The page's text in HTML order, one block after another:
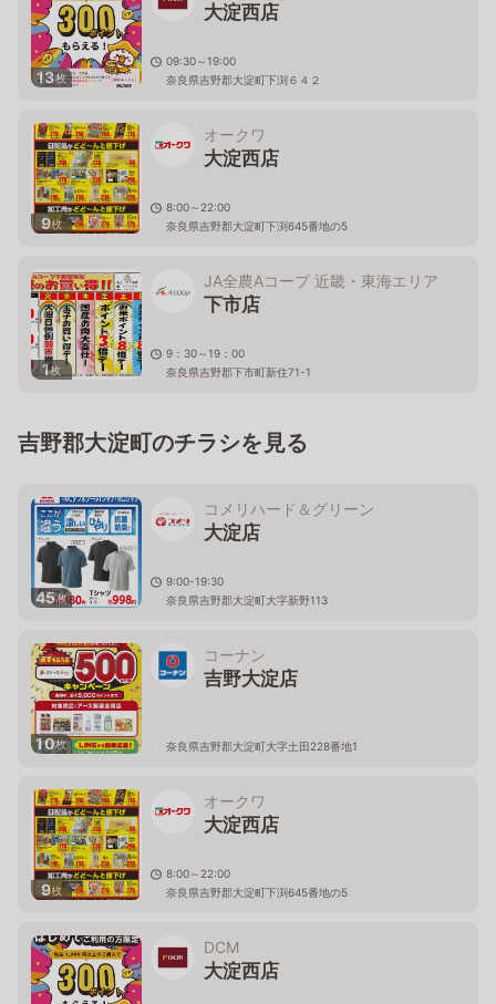
13枚
大淀西店
09:30～19:00
奈良県吉野郡大淀町下渕６４２
9枚
オークワ
大淀西店
8:00～22:00
奈良県吉野郡大淀町下渕645番地の5
1枚
JA全農Aコープ 近畿・東海エリア
下市店
9：30～19：00
奈良県吉野郡下市町新住71-1
吉野郡大淀町のチラシを見る
45枚
コメリハード＆グリーン
大淀店
9:00-19:30
奈良県吉野郡大淀町大字新野113
10枚
コーナン
吉野大淀店
奈良県吉野郡大淀町大字土田228番地1
9枚
オークワ
大淀西店
8:00～22:00
奈良県吉野郡大淀町下渕645番地の5
DCM
大淀西店